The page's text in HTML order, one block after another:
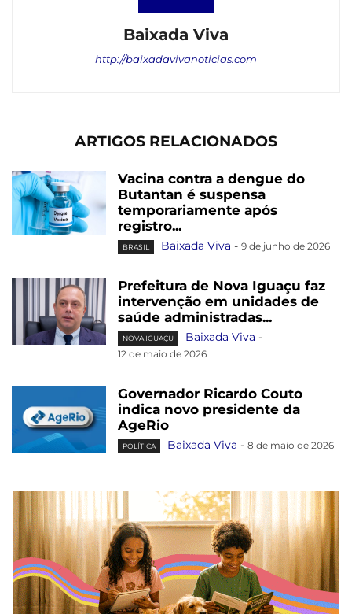
Baixada Viva
http://baixadavivanoticias.com
ARTIGOS RELACIONADOS
Vacina contra a dengue do
Butantan é suspensa
temporariamente após
registro...
BRASIL Baixada Viva - 9 de junho de 2026
Prefeitura de Nova Iguaçu faz
intervenção em unidades de
saúde administradas...
NOVA IGUAÇU Baixada Viva -
12 de maio de 2026
Governador Ricardo Couto
indica novo presidente da
AgeRio
POLÍTICA Baixada Viva - 8 de maio de 2026